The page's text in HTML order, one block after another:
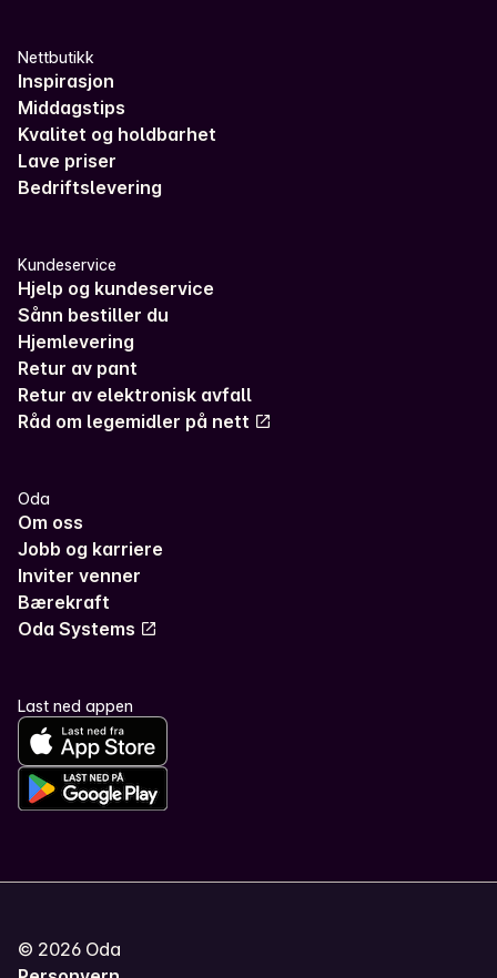
Nettbutikk
Inspirasjon
Middagstips
Kvalitet og holdbarhet
Lave priser
Bedriftslevering
Kundeservice
Hjelp og kundeservice
Sånn bestiller du
Hjemlevering
Retur av pant
Retur av elektronisk avfall
Råd om legemidler på nett
Oda
Om oss
Jobb og karriere
Inviter venner
Bærekraft
Oda Systems
Last ned appen
© 2026 Oda